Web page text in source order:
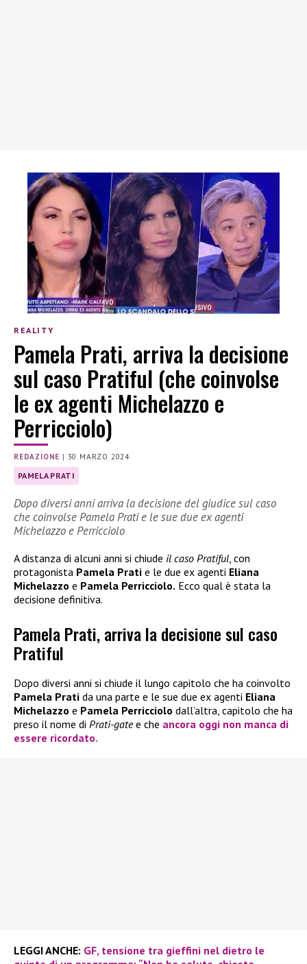
REALITY
Pamela Prati, arriva la decisione
sul caso Pratiful (che coinvolse
le ex agenti Michelazzo e
Perricciolo)
REDAZIONE | 30 MARZO 2024
PAMELA PRATI
Dopo diversi anni arriva la decisione del giudice sul caso
che coinvolse Pamela Prati e le sue due ex agenti
Michelazzo e Perricciolo
A distanza di alcuni anni si chiude il caso Pratiful, con
protagonista Pamela Prati e le due ex agenti Eliana
Michelazzo e Pamela Perricciolo. Ecco qual è stata la
decisione definitiva.
Pamela Prati, arriva la decisione sul caso
Pratiful
Dopo diversi anni si chiude il lungo capitolo che ha coinvolto
Pamela Prati da una parte e le sue due ex agenti Eliana
Michelazzo e Pamela Perricciolo dall’altra, capitolo che ha
preso il nome di Prati-gatee che ancora oggi non manca di
essere ricordato.
LEGGI ANCHE: GF, tensione tra gieffini nel dietro le